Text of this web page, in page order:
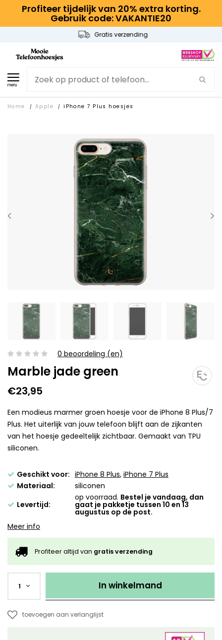
Profiteer tijdelijk van 20% extra korting.
Gebruik code: VAKANTIE20
Gratis verzending
menu
Home / Apple / iPhone 7 Plus hoesjes
0 beoordeling (en)
Marble jade green
€23,95
Een modieus marmer groen hoesje voor de iPhone 8 Plus/7
Plus. Het uiterlijk van jouw telefoon blijft aan de zijkanten
van het hoesje gedeeltelijk zichtbaar. Gemaakt van TPU
siliconen.
Geschikt voor: iPhone 8 Plus, iPhone 7 Plus
Materiaal:
siliconen
Levertijd:
op voorraad. Bestel je vandaag, dan
gaat je pakketje tussen 10 en 13
augustus op de post.
Meer info
Profiteer altijd van gratis verzending
1 In winkelmand
toevoegen aan verlanglijst